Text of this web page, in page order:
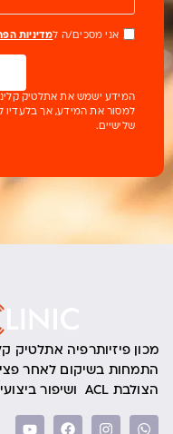
אני מסכים/ה למדיניות
המידע ישמש את אתלטיק
למסור את המידע, אך בלעדיו
שלישיים.
מכון פיזיותרפיה אתלטיק
התמחות בשיקום לאחר
הצולבת ACL ושיפור ביצועים לספורטאים חובבנים תחרותיים.